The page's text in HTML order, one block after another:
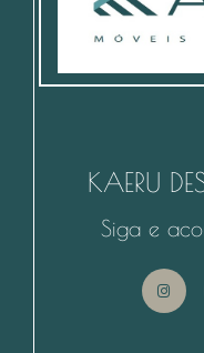
KAERU
Siga e